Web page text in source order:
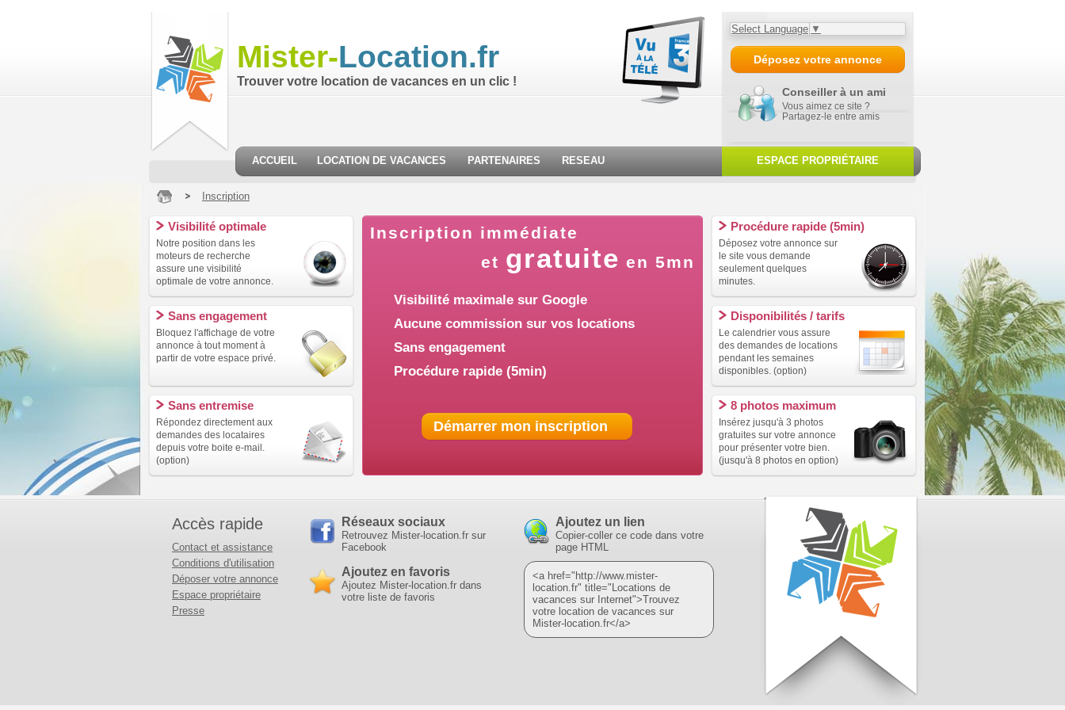
Mister-Location.fr
Trouver votre location de vacances en un clic !
Select Language ▼
Déposez votre annonce
Conseiller à un ami
Vous aimez ce site ?
Partagez-le entre amis
ACCUEIL LOCATION DE VACANCES PARTENAIRES RESEAU ESPACE PROPRIÉTAIRE
Inscription
Visibilité optimale
Notre position dans les
moteurs de recherche
assure une visibilité
optimale de votre annonce.
Sans engagement
Bloquez l'affichage de votre
annonce à tout moment à
partir de votre espace privé.
Sans entremise
Répondez directement aux
demandes des locataires
depuis votre boite e-mail.
(option)
Inscription immédiate
et gratuite en 5mn
Visibilité maximale sur Google
Aucune commission sur vos locations
Sans engagement
Procédure rapide (5min)
Démarrer mon inscription
Procédure rapide (5min)
Déposez votre annonce sur
le site vous demande
seulement quelques
minutes.
Disponibilités / tarifs
Le calendrier vous assure
des demandes de locations
pendant les semaines
disponibles. (option)
8 photos maximum
Insérez jusqu'à 3 photos
gratuites sur votre annonce
pour présenter votre bien.
(jusqu'à 8 photos en option)
Accès rapide
Contact et assistance
Conditions d'utilisation
Déposer votre annonce
Espace propriétaire
Presse
Réseaux sociaux
Retrouvez Mister-location.fr sur
Facebook
Ajoutez en favoris
Ajoutez Mister-location.fr dans
votre liste de favoris
Ajoutez un lien
Copier-coller ce code dans votre
page HTML
<a href="http://www.mister-
location.fr" title="Locations de
vacances sur Internet">Trouvez
votre location de vacances sur
Mister-location.fr</a>